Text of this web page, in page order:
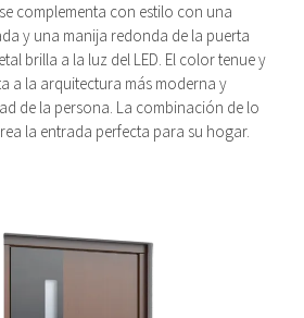
complementa con estilo con una
y una manija redonda de la puerta
brilla a la luz del LED. El color tenue y
a la arquitectura más moderna y
de la persona. La combinación de lo
la entrada perfecta para su hogar.